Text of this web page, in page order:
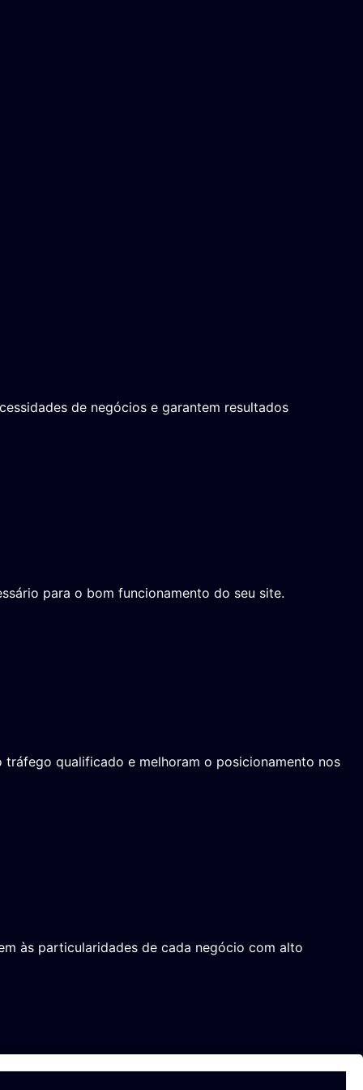
de negócios e garantem resultados
para o bom funcionamento do seu site.
qualificado e melhoram o posicionamento nos
às particularidades de cada negócio com alto